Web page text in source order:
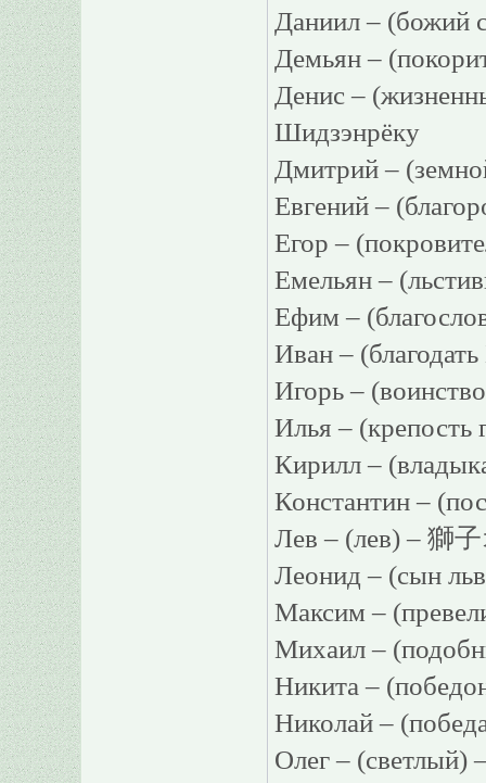
Даниил – (божий
Демьян –
Денис –
Шидзэнрёку
Дмитрий –
Евгений –
Егор –
Емельян –
Ефим –
Иван –
Игорь –
Илья –
Кирилл –
Константин –
Лев – (лев) – 獅
Леонид – (сын
Максим –
Михаил –
Никита –
Николай –
Олег – (светлый)